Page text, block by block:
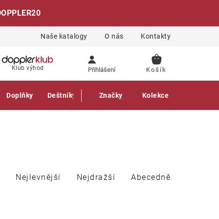
Naše katalogy O nás Kontakty
Klub výhod Přihlášení
NÁKUPNÍ
Doplňky Deštníky Gastro produkty
Značky Kolekce
Nejlevnější Nejdražší Abecedně